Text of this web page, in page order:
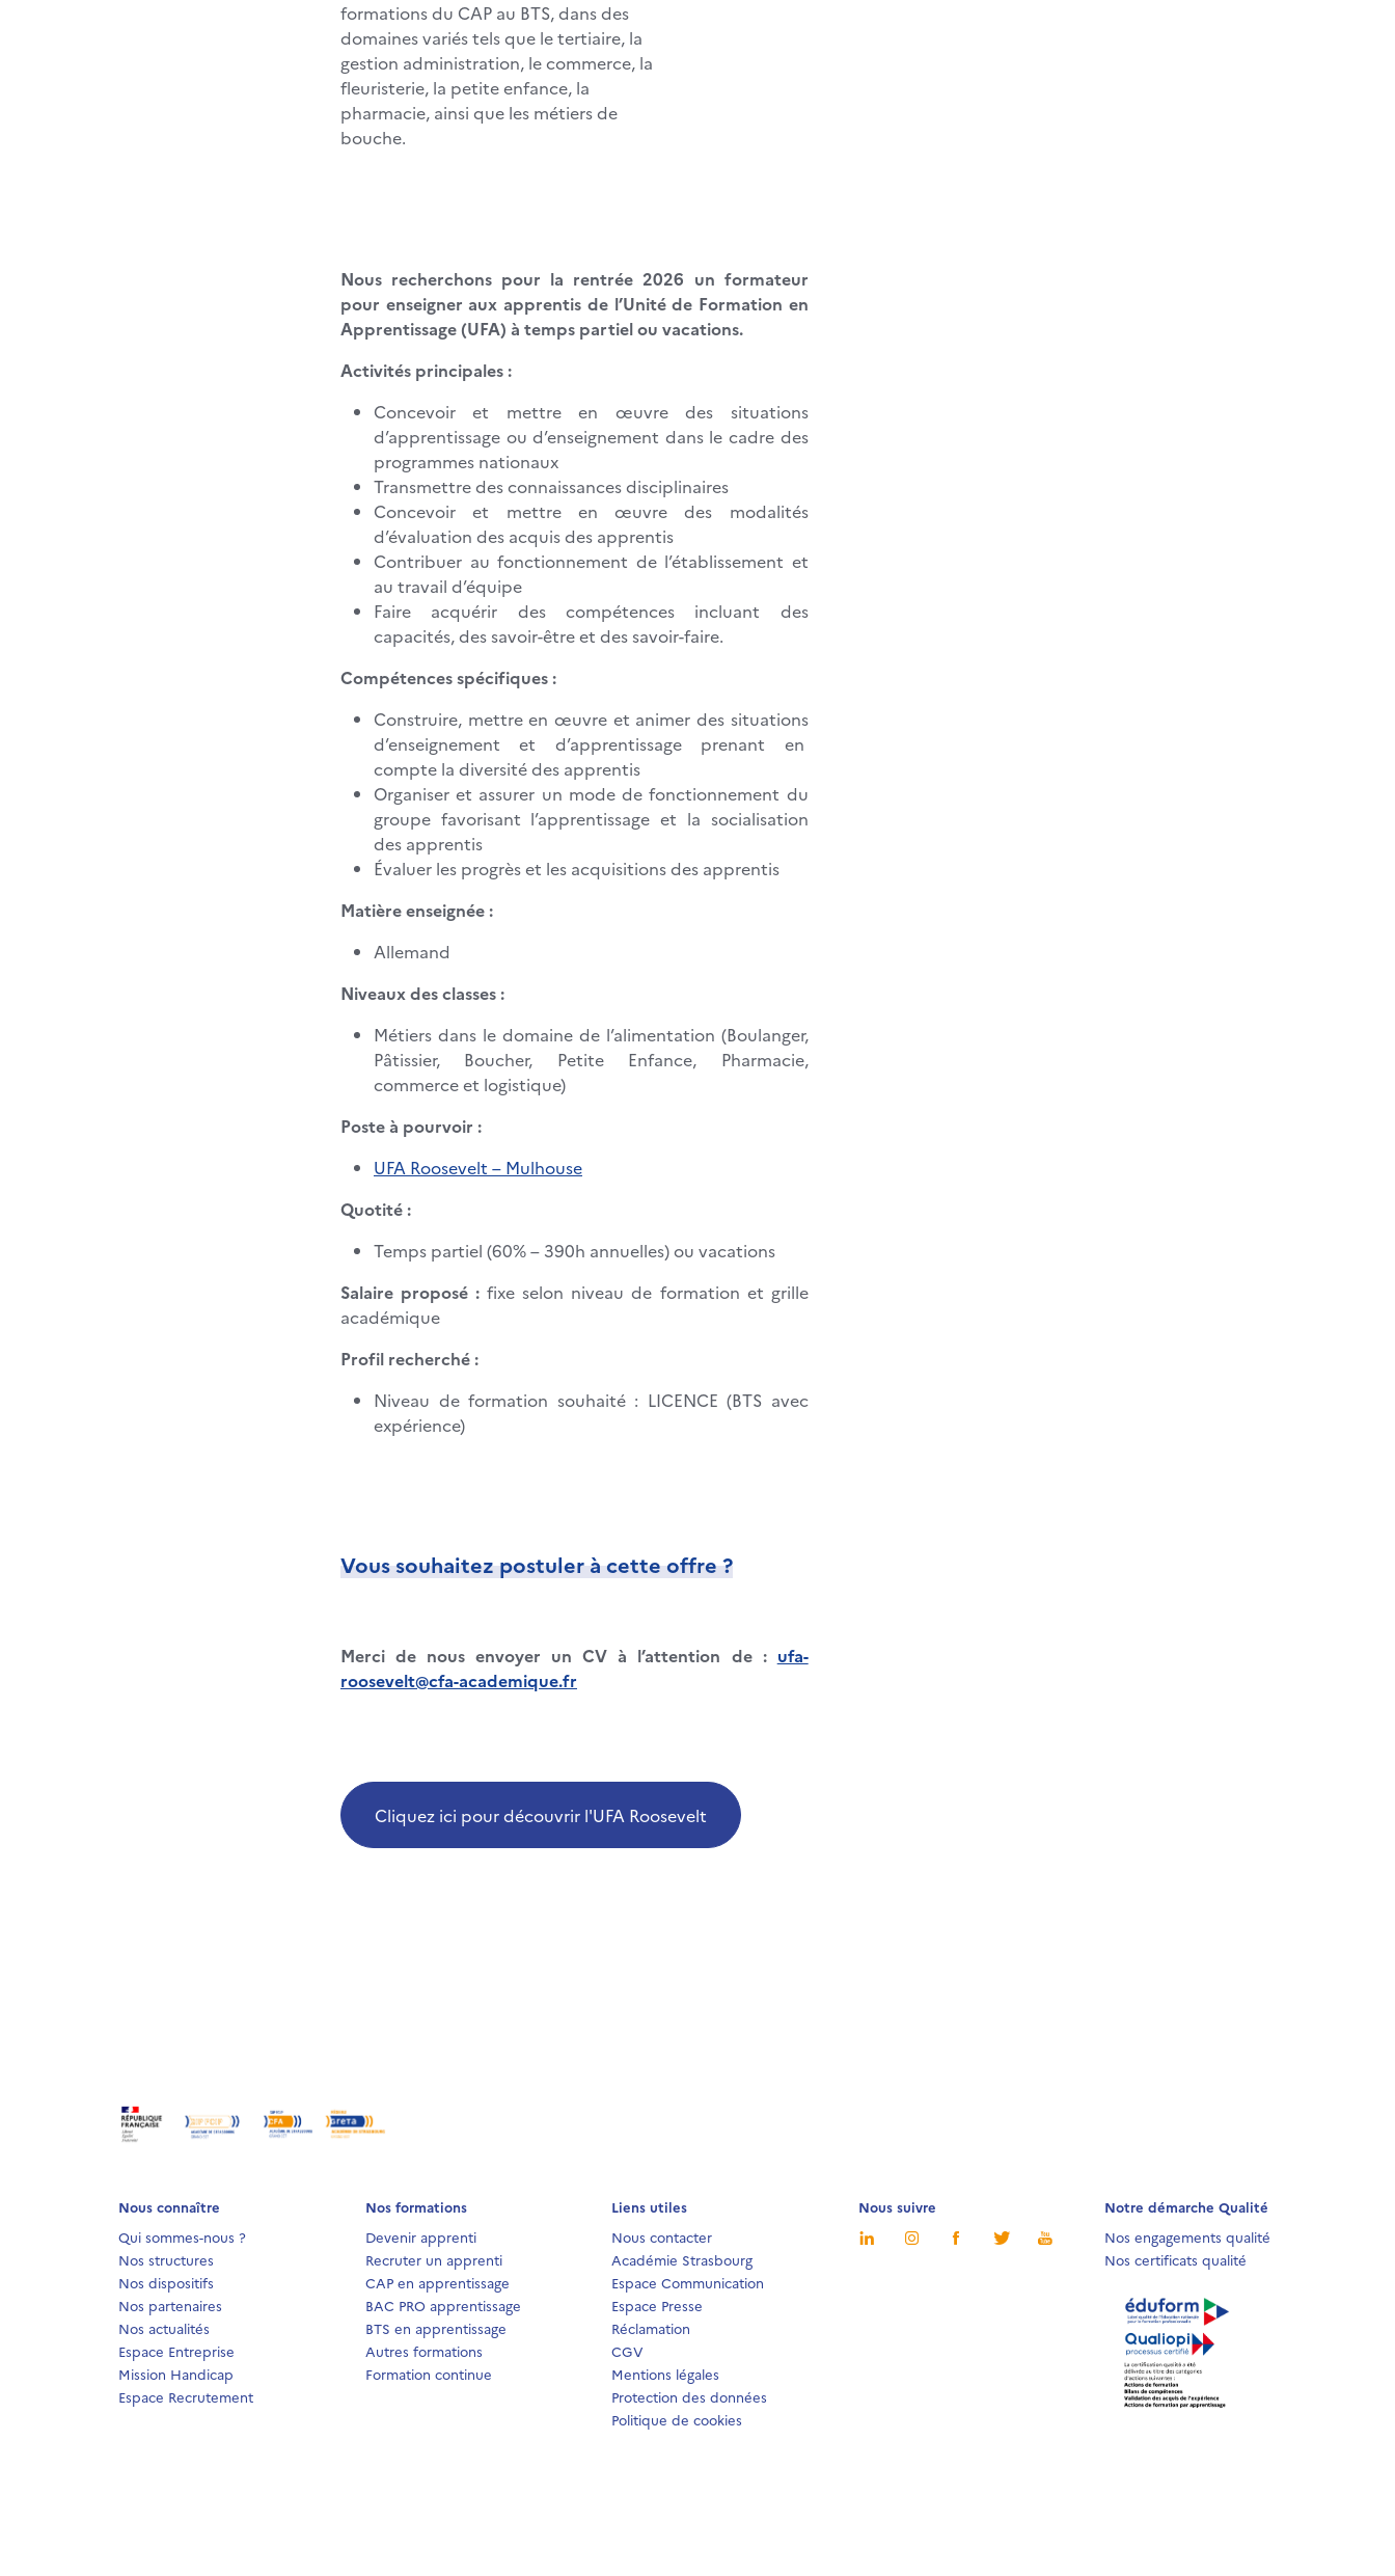
formations du CAP au BTS, dans des
domaines variés tels que le tertiaire, la
gestion administration, le commerce, la
fleuristerie, la petite enfance, la
pharmacie, ainsi que les métiers de
bouche.
Nous recherchons pour la rentrée 2026 un formateur
pour enseigner aux apprentis de l’Unité de Formation en
Apprentissage (UFA) à temps partiel ou vacations.
Activités principales :
Concevoir et mettre en œuvre des situations
d’apprentissage ou d’enseignement dans le cadre des
programmes nationaux
Transmettre des connaissances disciplinaires
Concevoir et mettre en œuvre des modalités
d’évaluation des acquis des apprentis
Contribuer au fonctionnement de l’établissement et
au travail d’équipe
Faire acquérir des compétences incluant des
capacités, des savoir-être et des savoir-faire.
Compétences spécifiques :
Construire, mettre en œuvre et animer des situations
d’enseignement et d’apprentissage prenant en
compte la diversité des apprentis
Organiser et assurer un mode de fonctionnement du
groupe favorisant l’apprentissage et la socialisation
des apprentis
Évaluer les progrès et les acquisitions des apprentis
Matière enseignée :
Allemand
Niveaux des classes :
Métiers dans le domaine de l’alimentation (Boulanger,
Pâtissier, Boucher, Petite Enfance, Pharmacie,
commerce et logistique)
Poste à pourvoir :
UFA Roosevelt – Mulhouse
Quotité :
Temps partiel (60% – 390h annuelles) ou vacations
Salaire proposé : fixe selon niveau de formation et grille
académique
Profil recherché :
Niveau de formation souhaité : LICENCE (BTS avec
expérience)
Vous souhaitez postuler à cette offre ?
Merci de nous envoyer un CV à l’attention de : ufa-
roosevelt@cfa-academique.fr
Cliquez ici pour découvrir l'UFA Roosevelt
Nous connaître
Qui sommes-nous ?
Nos structures
Nos dispositifs
Nos partenaires
Nos actualités
Espace Entreprise
Mission Handicap
Espace Recrutement
Nos formations
Devenir apprenti
Recruter un apprenti
CAP en apprentissage
BAC PRO apprentissage
BTS en apprentissage
Autres formations
Formation continue
Liens utiles
Nous contacter
Académie Strasbourg
Espace Communication
Espace Presse
Réclamation
CGV
Mentions légales
Protection des données
Politique de cookies
Nous suivre
Notre démarche Qualité
Nos engagements qualité
Nos certificats qualité